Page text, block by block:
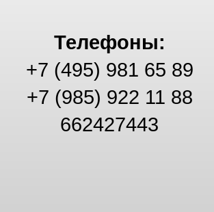
Телефоны:
+7 (495) 981 65 89
+7 (985) 922 11 88
662427443